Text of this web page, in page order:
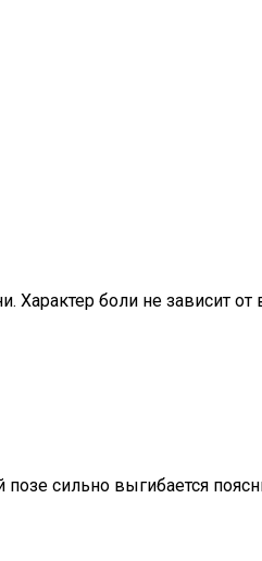
боли не зависит от
сильно выгибается